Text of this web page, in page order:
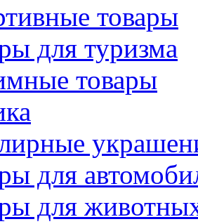
товары
для туризма
товары
для
для